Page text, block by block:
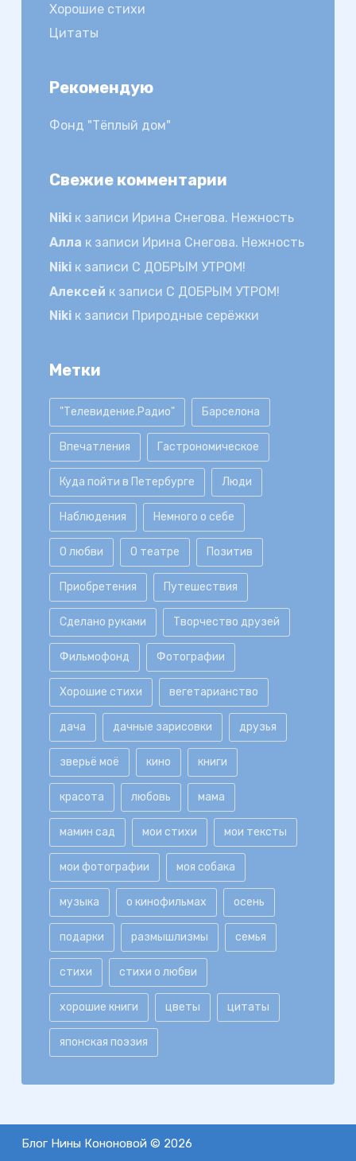
Хорошие стихи
Цитаты
Рекомендую
Фонд "Тёплый дом"
Свежие комментарии
Nikiк записи Ирина Снегова. Нежность
Алла к записи Ирина Снегова. Нежность
Nikiк записи С ДОБРЫМ УТРОМ!
Алексей к записи С ДОБРЫМ УТРОМ!
Nikiк записи Природные серёжки
Метки
"Телевидение.Радио" Барселона
Впечатления Гастрономическое
Куда пойти в Петербурге Люди
Наблюдения Немного о себе
О любви О театре Позитив
Приобретения Путешествия
Сделано руками Творчество друзей
Фильмофонд Фотографии
Хорошие стихи вегетарианство
дача дачные зарисовки друзья
зверьё моё кино книги
красота любовь мама
мамин сад мои стихи мои тексты
мои фотографии моя собака
музыка о кинофильмах осень
подарки размышлизмы семья
стихи стихи о любви
хорошие книги цветы цитаты
японская поэзия
Блог Нины Кононовой © 2026